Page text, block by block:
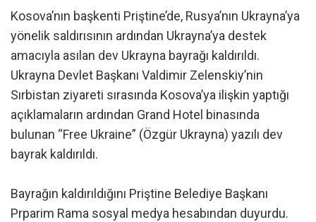
Kosova’nın başkenti Priştine’de, Rusya’nın Ukrayna’ya
yönelik saldırısının ardından Ukrayna’ya destek
amacıyla asılan dev Ukrayna bayrağı kaldırıldı.
Ukrayna Devlet Başkanı Valdimir Zelenskiy’nin
Sırbistan ziyareti sırasında Kosova’ya ilişkin yaptığı
açıklamaların ardından Grand Hotel binasında
bulunan “Free Ukraine” (Özgür Ukrayna) yazılı dev
bayrak kaldırıldı.
Bayrağın kaldırıldığını Priştine Belediye Başkanı
Prparim Rama sosyal medya hesabından duyurdu.